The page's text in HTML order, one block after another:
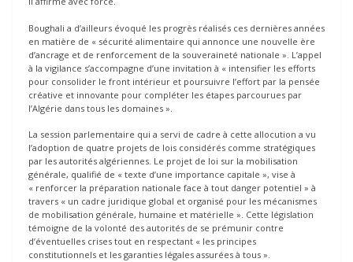
Boughali a d’ailleurs évoqué les progrès réalisés ces dernières années
en matière de « sécurité alimentaire qui annonce une nouvelle ère
d’ancrage et de renforcement de la souveraineté nationale ». L’appel
à la vigilance s’accompagne d’une invitation à « intensifier les efforts
pour consolider le front intérieur et poursuivre l’effort par la pensée
créative et innovante pour compléter les étapes parcourues par
l’Algérie dans tous les domaines ».
La session parlementaire qui a servi de cadre à cette allocution a vu
l’adoption de quatre projets de lois considérés comme stratégiques
par les autorités algériennes. Le projet de loi sur la mobilisation
générale, qualifié de « texte d’une importance capitale », vise à
« renforcer la préparation nationale face à tout danger potentiel » à
travers « un cadre juridique global et organisé pour les mécanismes
de mobilisation générale, humaine et matérielle ». Cette législation
témoigne de la volonté des autorités de se prémunir contre
d’éventuelles crises tout en respectant « les principes
constitutionnels et les garanties légales assurées à tous ».